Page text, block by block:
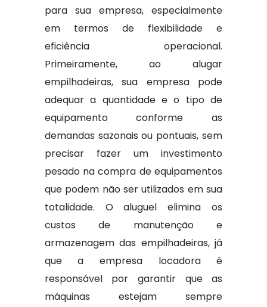
para sua empresa, especialmente
em termos de flexibilidade e
eficiência operacional.
Primeiramente, ao alugar
empilhadeiras, sua empresa pode
adequar a quantidade e o tipo de
equipamento conforme as
demandas sazonais ou pontuais, sem
precisar fazer um investimento
pesado na compra de equipamentos
que podem não ser utilizados em sua
totalidade. O aluguel elimina os
custos de manutenção e
armazenagem das empilhadeiras, já
que a empresa locadora é
responsável por garantir que as
máquinas estejam sempre